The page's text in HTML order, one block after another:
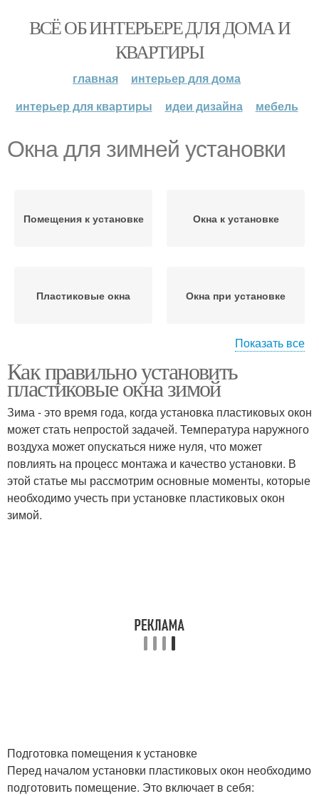
ВСЁ ОБ ИНТЕРЬЕРЕ ДЛЯ ДОМА И
КВАРТИРЫ
главная
интерьер для дома
интерьер для квартиры
идеи дизайна мебель
Окна для зимней установки
Помещения к установке Окна к установке
Пластиковые окна Окна при установке
Зимний монтаж
режим
Окна в кирпич Окна в дерево
Показать все
Как правильно установить
пластиковые окна зимой
Зима - это время года, когда установка пластиковых окон
может стать непростой задачей. Температура наружного
воздуха может опускаться ниже нуля, что может
повлиять на процесс монтажа и качество установки. В
этой статье мы рассмотрим основные моменты, которые
необходимо учесть при установке пластиковых окон
зимой.
Подготовка помещения к установке
Перед началом установки пластиковых окон необходимо
подготовить помещение. Это включает в себя: